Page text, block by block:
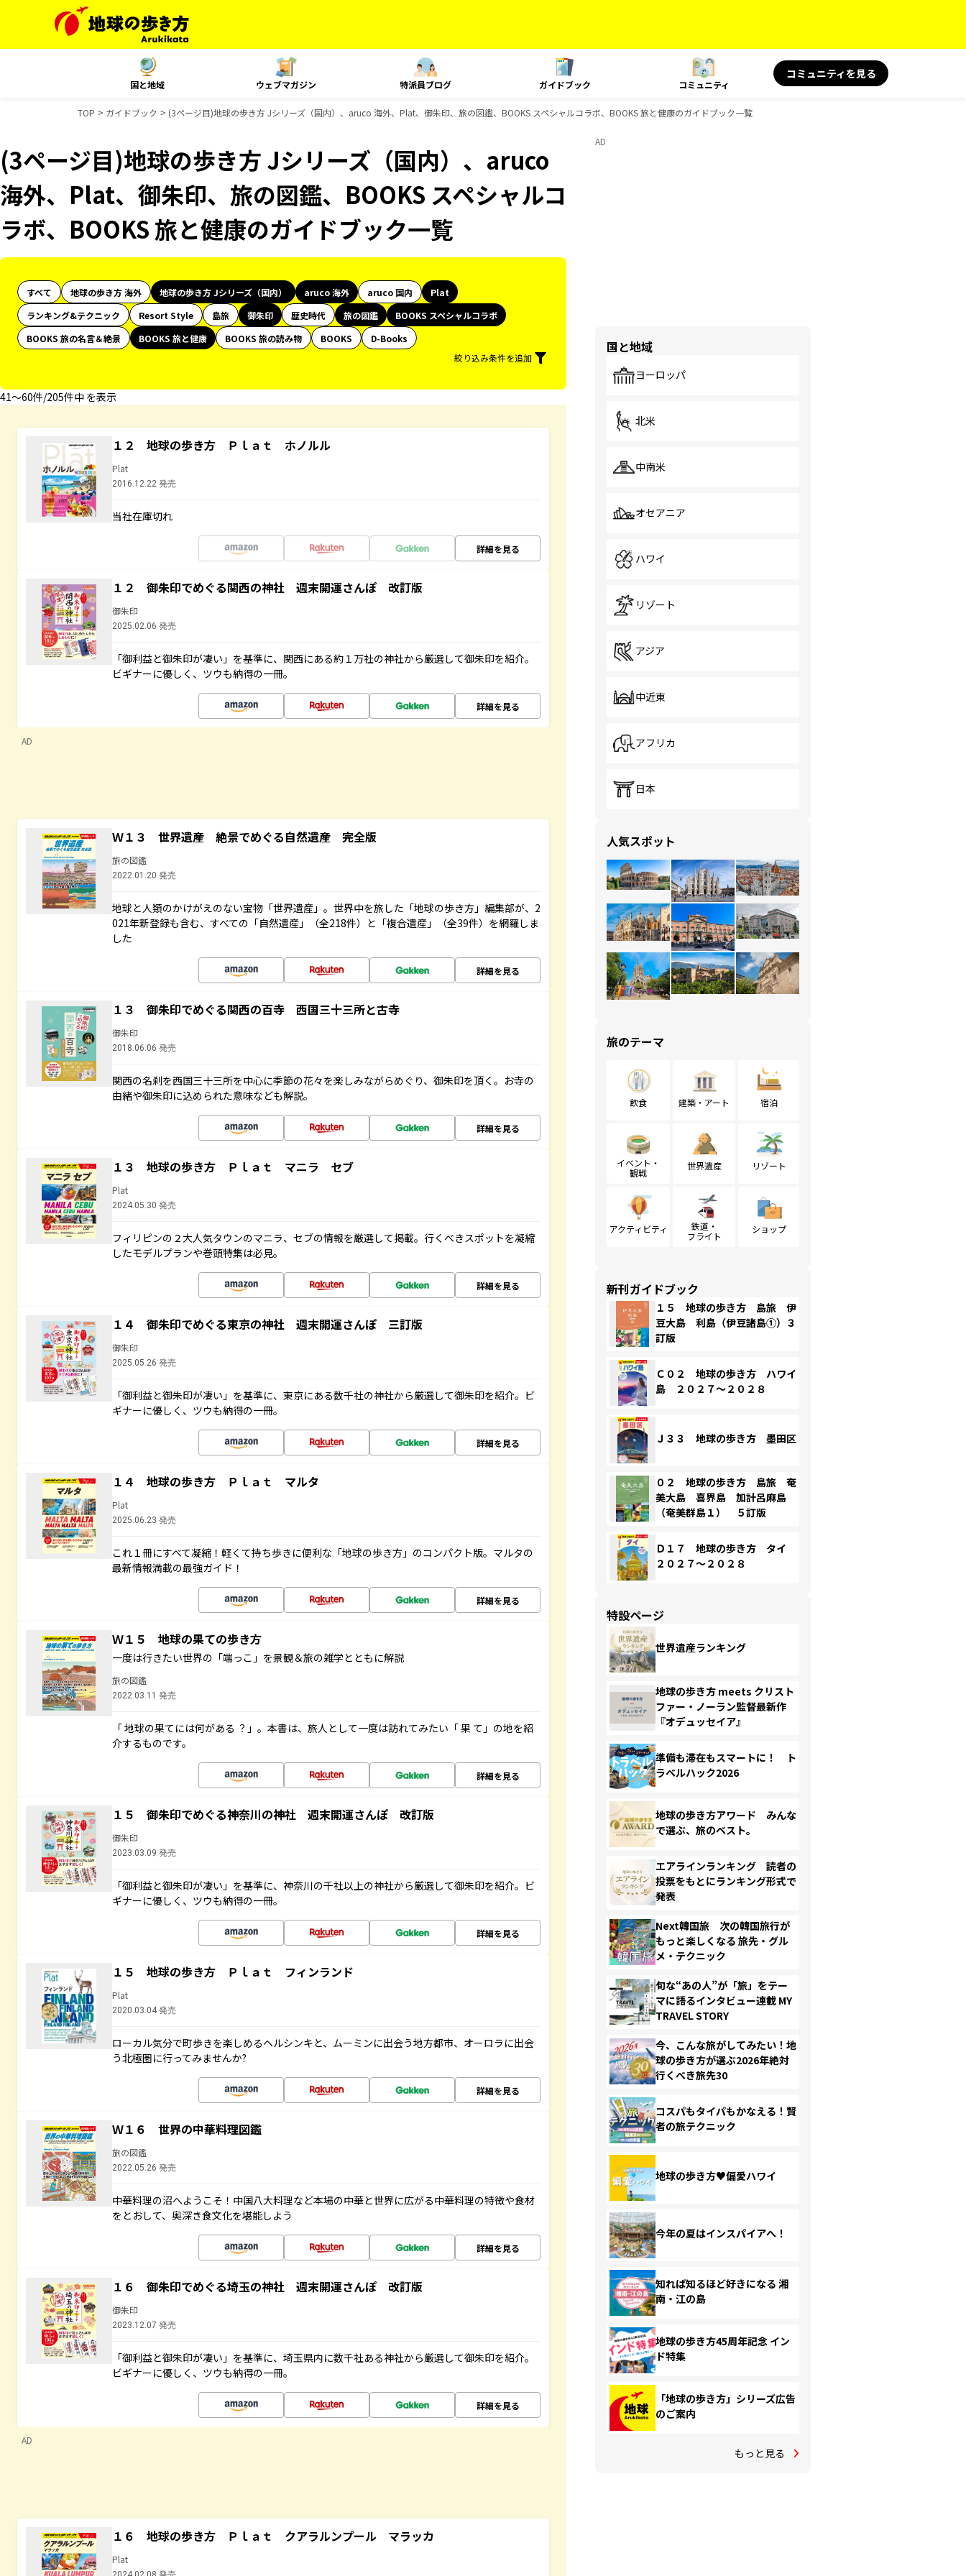
国と地域 ウェブマガジン 特派員ブログ ガイドブック コミュニティ
コミュニティを見る
TOP ガイドブック (3ページ目)地球の歩き方 Jシリーズ（国内）、aruco 海外、Plat、御朱印、旅の図鑑、BOOKS スペシャルコラボ、BOOKS 旅と健康のガイドブック一覧
(3ページ目)地球の歩き方 Jシリーズ（国内）、aruco
海外、Plat、御朱印、旅の図鑑、BOOKS スペシャルコ
ラボ、BOOKS 旅と健康のガイドブック一覧
すべて 地球の歩き方 海外 地球の歩き方 Jシリーズ（国内） aruco 海外 aruco 国内
Plat
ランキング&テクニック
Resort Style 島旅 御朱印 歴史時代 旅の図鑑
BOOKS スペシャルコラボ
BOOKS 旅の名言＆絶景
BOOKS 旅と健康 BOOKS 旅の読み物 BOOKS
D-Books
絞り込み条件を追加
41〜60件/205件中 を表示
１２ 地球の歩き方 Ｐｌａｔ ホノルル
Plat
2016.12.22 発売
当社在庫切れ
詳細を見る
１２ 御朱印でめぐる関西の神社 週末開運さんぽ 改訂版
御朱印
2025.02.06 発売
「御利益と御朱印が凄い」を基準に、関西にある約１万社の神社から厳選して御朱印を紹介。
ビギナーに優しく、ツウも納得の一冊。
詳細を見る
AD
Ｗ１３ 世界遺産 絶景でめぐる自然遺産 完全版
旅の図鑑
2022.01.20 発売
地球と人類のかけがえのない宝物「世界遺産」。世界中を旅した「地球の歩き方」編集部が、2
021年新登録も含む、すべての「自然遺産」（全218件）と「複合遺産」（全39件）を網羅しま
した
詳細を見る
１３ 御朱印でめぐる関西の百寺 西国三十三所と古寺
御朱印
2018.06.06 発売
関西の名刹を西国三十三所を中心に季節の花々を楽しみながらめぐり、御朱印を頂く。お寺の
由緒や御朱印に込められた意味なども解説。
詳細を見る
１３ 地球の歩き方 Ｐｌａｔ マニラ セブ
Plat
2024.05.30 発売
フィリピンの２大人気タウンのマニラ、セブの情報を厳選して掲載。行くべきスポットを凝縮
したモデルプランや巻頭特集は必見。
詳細を見る
１４ 御朱印でめぐる東京の神社 週末開運さんぽ 三訂版
御朱印
2025.05.26 発売
「御利益と御朱印が凄い」を基準に、東京にある数千社の神社から厳選して御朱印を紹介。ビ
ギナーに優しく、ツウも納得の一冊。
詳細を見る
１４ 地球の歩き方 Ｐｌａｔ マルタ
Plat
2025.06.23 発売
これ１冊にすべて凝縮！軽くて持ち歩きに便利な「地球の歩き方」のコンパクト版。マルタの
最新情報満載の最強ガイド！
詳細を見る
Ｗ１５ 地球の果ての歩き方
一度は行きたい世界の「端っこ」を景観＆旅の雑学とともに解説
旅の図鑑
2022.03.11 発売
「 地球の果てには何がある ？」。本書は、旅人として一度は訪れてみたい「 果 て」の地を紹
介するものです。
詳細を見る
１５ 御朱印でめぐる神奈川の神社 週末開運さんぽ 改訂版
御朱印
2023.03.09 発売
「御利益と御朱印が凄い」を基準に、神奈川の千社以上の神社から厳選して御朱印を紹介。ビ
ギナーに優しく、ツウも納得の一冊。
詳細を見る
１５ 地球の歩き方 Ｐｌａｔ フィンランド
Plat
2020.03.04 発売
ローカル気分で町歩きを楽しめるヘルシンキと、ムーミンに出会う地方都市、オーロラに出会
う北極圏に行ってみませんか?
詳細を見る
Ｗ１６ 世界の中華料理図鑑
旅の図鑑
2022.05.26 発売
中華料理の沼へようこそ！中国八大料理など本場の中華と世界に広がる中華料理の特徴や食材
をとおして、奥深き食文化を堪能しよう
詳細を見る
１６ 御朱印でめぐる埼玉の神社 週末開運さんぽ 改訂版
御朱印
2023.12.07 発売
「御利益と御朱印が凄い」を基準に、埼玉県内に数千社ある神社から厳選して御朱印を紹介。
ビギナーに優しく、ツウも納得の一冊。
詳細を見る
AD
１６ 地球の歩き方 Ｐｌａｔ クアラルンプール マラッカ
Plat
AD
国と地域
ヨーロッパ
北米
中南米
オセアニア
ハワイ
リゾート
アジア
中近東
アフリカ
日本
人気スポット
旅のテーマ
飲食 建築・アート 宿泊
イベント・
観戦
世界遺産 リゾート
アクティビティ
鉄道・
フライト
ショップ
新刊ガイドブック
１５ 地球の歩き方 島旅 伊
豆大島 利島（伊豆諸島①）３
訂版
Ｃ０２ 地球の歩き方 ハワイ
島 ２０２７～２０２８
Ｊ３３ 地球の歩き方 墨田区
０２ 地球の歩き方 島旅 奄
美大島 喜界島 加計呂麻島
（奄美群島１） ５訂版
Ｄ１７ 地球の歩き方 タイ
２０２７～２０２８
特設ページ
世界遺産ランキング
地球の歩き方 meets クリスト
ファー・ノーラン監督最新作
『オデュッセイア』
準備も滞在もスマートに！ ト
ラベルハック2026
地球の歩き方アワード みんな
で選ぶ、旅のベスト。
エアラインランキング 読者の
投票をもとにランキング形式で
発表
Next韓国旅 次の韓国旅行が
もっと楽しくなる 旅先・グル
メ・テクニック
旬な“あの人”が「旅」をテー
マに語るインタビュー連載 MY
TRAVEL STORY
今、こんな旅がしてみたい！地
球の歩き方が選ぶ2026年絶対
行くべき旅先30
コスパもタイパもかなえる！賢
者の旅テクニック
地球の歩き方♥偏愛ハワイ
今年の夏はインスパイアへ！
知れば知るほど好きになる 湘
南・江の島
地球の歩き方45周年記念 イン
ド特集
「地球の歩き方」シリーズ広告
のご案内
もっと見る